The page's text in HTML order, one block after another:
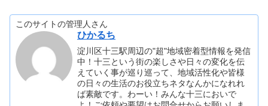
このサイトの管理人さん
ひかるち
淀川区十三駅周辺の"超"地域密着型情報を発信
中！十三という街の楽しさや日々の変化を伝
えていく事が巡り巡って、地域活性化や皆様
の日々の生活のお役立ちネタなんかになれれ
ば素敵です。わーい！みんな十三においで